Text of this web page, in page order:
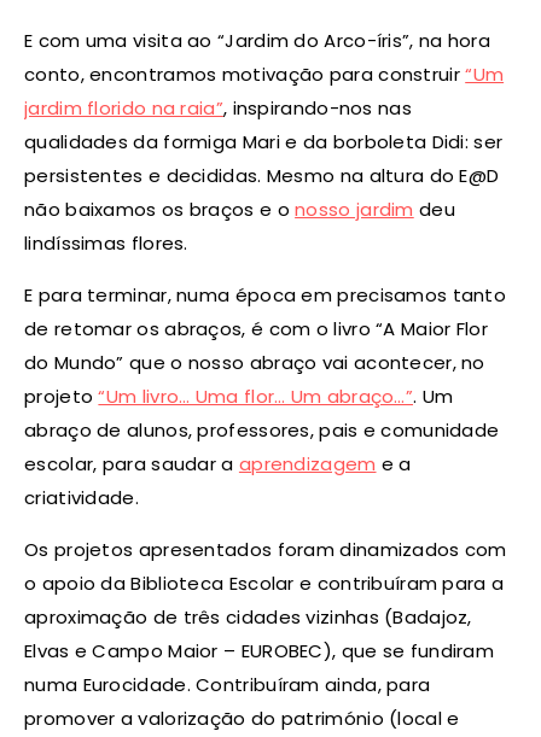
E com uma visita ao “Jardim do Arco-íris”, na hora
conto, encontramos motivação para construir“Um
jardim florido na raia”, inspirando-nos nas
qualidades da formiga Mari e da borboleta Didi: ser
persistentes e decididas. Mesmo na altura do E@D
não baixamos os braços e onosso jardim deu
lindíssimas flores.
E para terminar, numa época em precisamos tanto
de retomar os abraços, é com o livro “A Maior Flor
do Mundo” que o nosso abraço vai acontecer, no
projeto“Um livro… Uma flor… Um abraço…”. Um
abraço de alunos, professores, pais e comunidade
escolar, para saudar a aprendizagem e a
criatividade.
Os projetos apresentados foram dinamizados com
o apoio da Biblioteca Escolar e contribuíram para a
aproximação de três cidades vizinhas (Badajoz,
Elvas e Campo Maior – EUROBEC), que se fundiram
numa Eurocidade. Contribuíram ainda, para
promover a valorização do património (local e